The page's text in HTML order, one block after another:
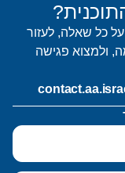
כל שאלה, לעזור
ולמצוא פגישה